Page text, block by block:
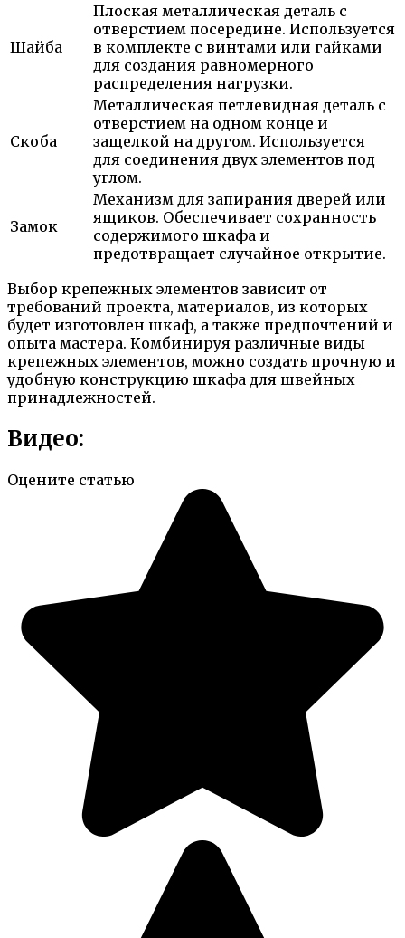
Шайба
Плоская металлическая деталь с
отверстием посередине. Используется
в комплекте с винтами или гайками
для создания равномерного
распределения нагрузки.
Скоба
Металлическая петлевидная деталь с
отверстием на одном конце и
защелкой на другом. Используется
для соединения двух элементов под
углом.
Замок
Механизм для запирания дверей или
ящиков. Обеспечивает сохранность
содержимого шкафа и
предотвращает случайное открытие.
Выбор крепежных элементов зависит от
требований проекта, материалов, из которых
будет изготовлен шкаф, а также предпочтений и
опыта мастера. Комбинируя различные виды
крепежных элементов, можно создать прочную и
удобную конструкцию шкафа для швейных
принадлежностей.
Видео:
Оцените статью